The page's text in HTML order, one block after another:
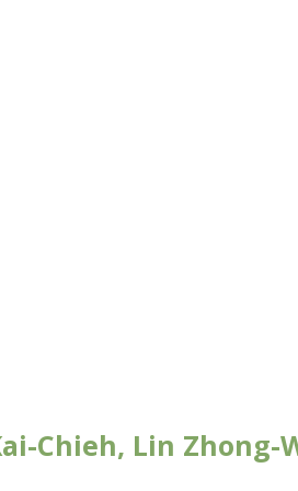
Chieh, Lin Zhong-